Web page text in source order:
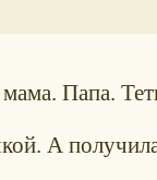
Папа.
А